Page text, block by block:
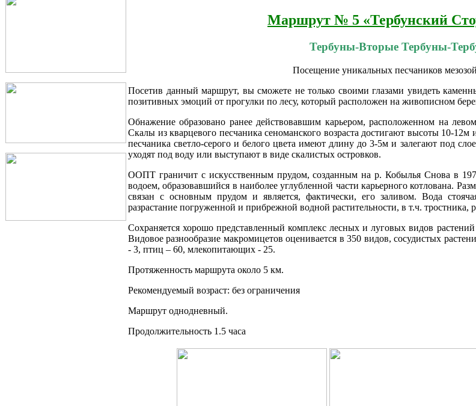
Маршрут № 5 «Тербунский
Тербуны-Вторые Тербуны-
Посещение уникальных песчаников
Посетив данный маршрут, вы сможете не только своими глазами увидеть
позитивных эмоций от прогулки по лесу, который расположен на живописном
Обнажение образовано ранее действовавшим карьером, расположенном на
Скалы из кварцевого песчаника сеноманского возраста достигают высоты 10-
песчаника светло-серого и белого цвета имеют длину до 3-5м и залегают под
уходят под воду или выступают в виде скалистых островков.
ООПТ граничит с искусственным прудом, созданным на р. Кобылья Снова в
водоем, образовавшийся в наиболее углубленной части карьерного котлована.
связан с основным прудом и является, фактически, его заливом. Вода
разрастание погруженной и прибрежной водной растительности, в т.ч. тростника,
Сохраняется хорошо представленный комплекс лесных и луговых видов
Видовое разнообразие макромицетов оценивается в 350 видов, сосудистых
- 3, птиц – 60, млекопитающих - 25.
Протяженность маршрута около 5 км.
Рекомендуемый возраст: без ограничения
Маршрут однодневный.
Продолжительность 1.5 часа